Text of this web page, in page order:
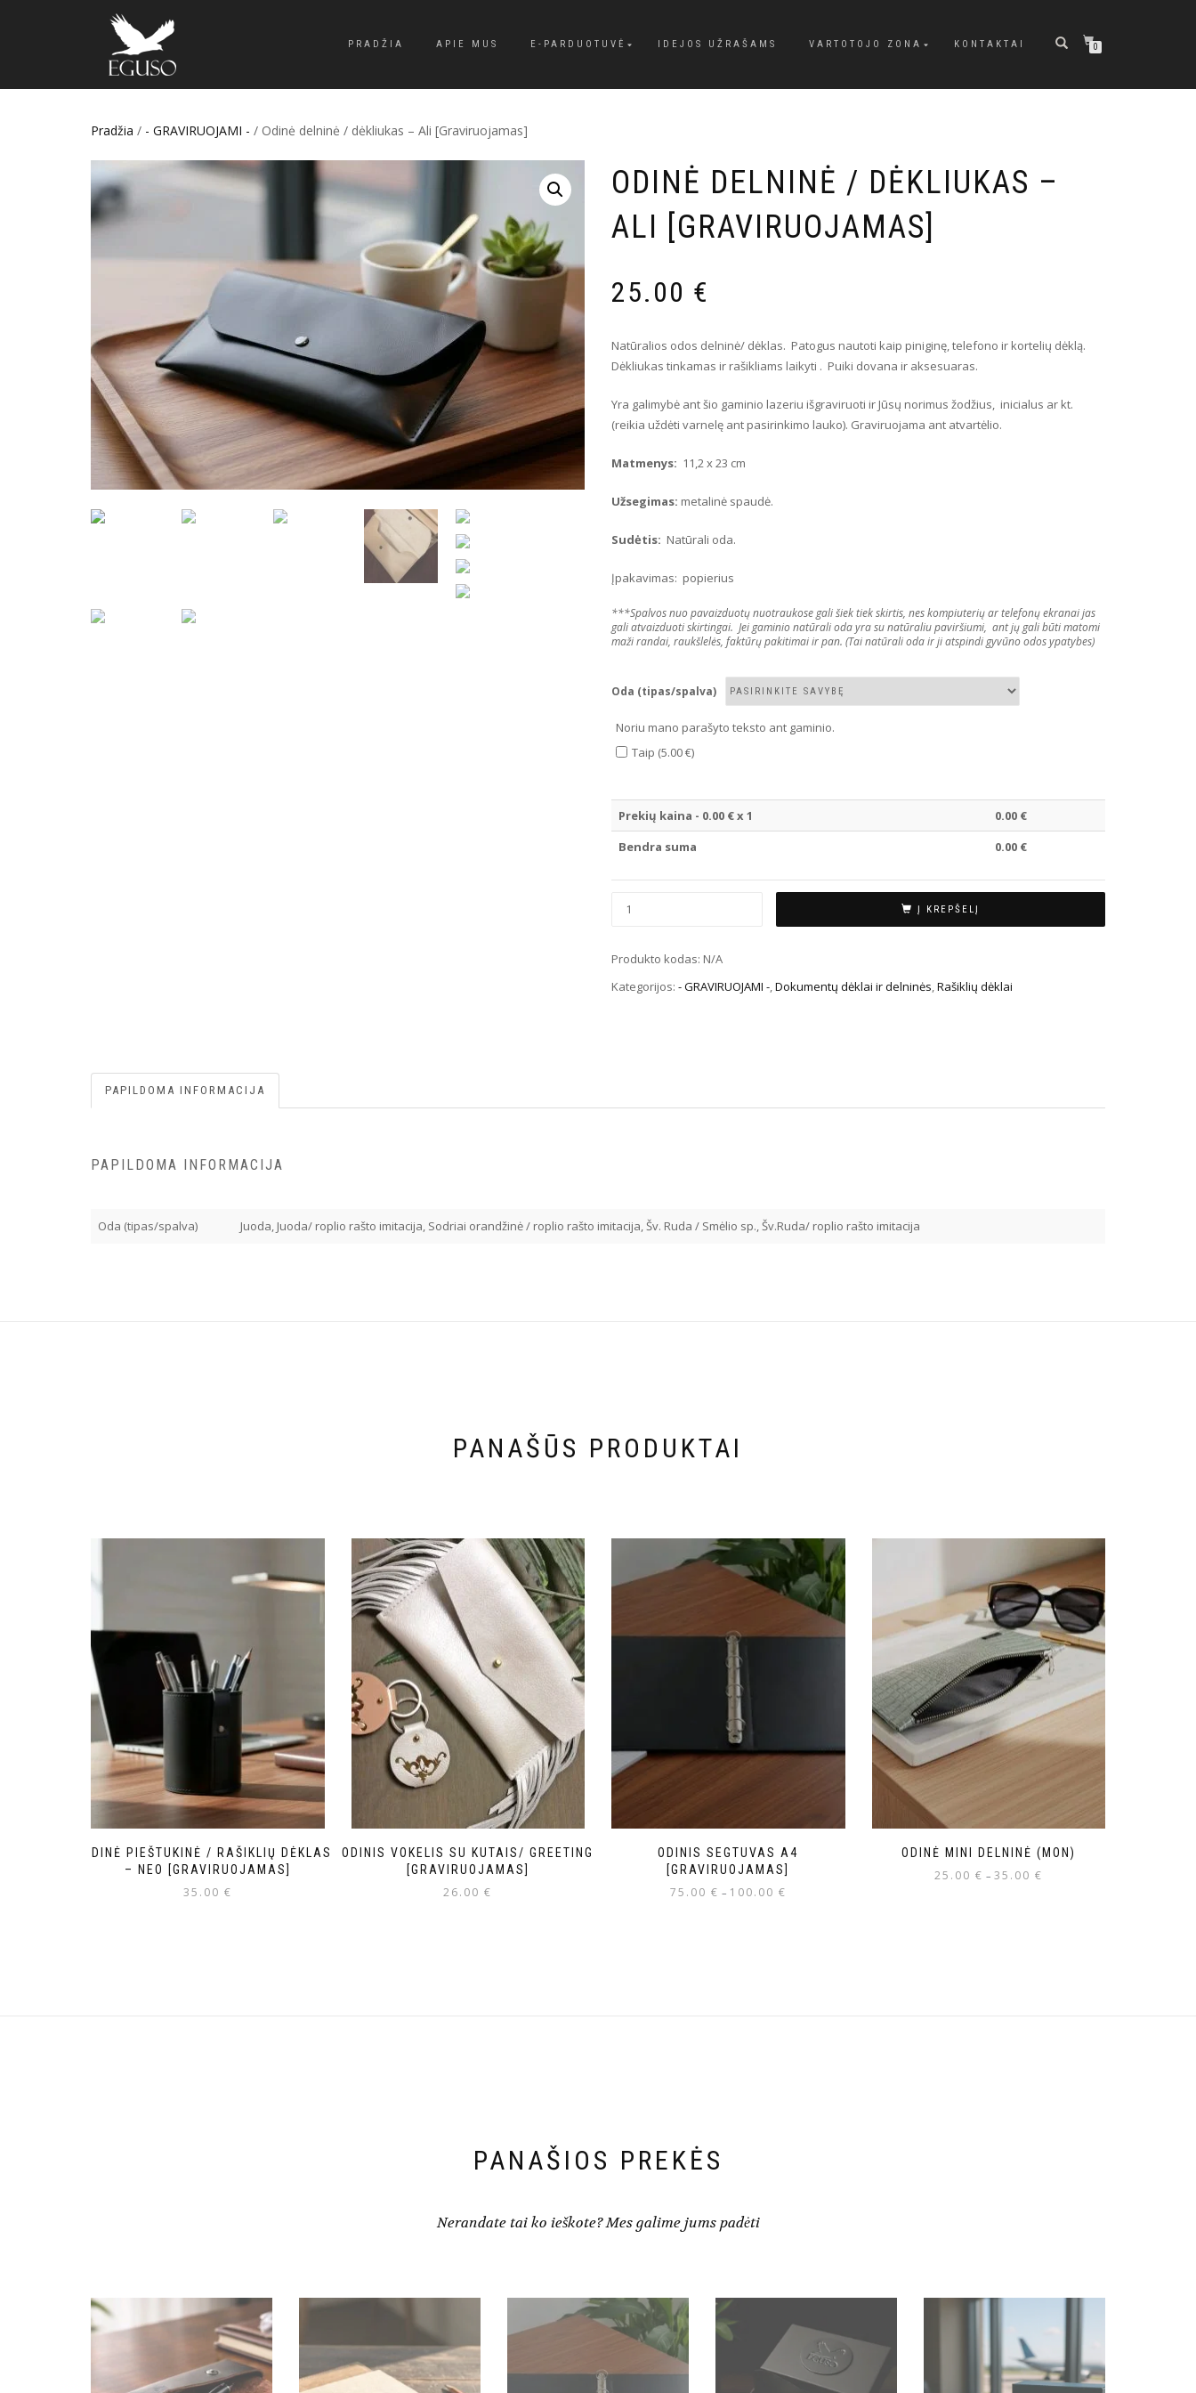
PRADŽIA APIE MUS E-PARDUOTUVĖ IDEJOS UŽRAŠAMS VARTOTOJO ZONA KONTAKTAI 0
Pradžia / - GRAVIRUOJAMI - / Odinė delninė / dėkliukas – Ali [Graviruojamas]
ODINĖ DELNINĖ / DĖKLIUKAS –
ALI [GRAVIRUOJAMAS]
25.00 €
Natūralios odos delninė/ dėklas. Patogus nautoti kaip piniginę, telefono ir kortelių dėklą.
Dėkliukas tinkamas ir rašikliams laikyti . Puiki dovana ir aksesuaras.
Yra galimybė ant šio gaminio lazeriu išgraviruoti ir Jūsų norimus žodžius, inicialus ar kt.
(reikia uždėti varnelę ant pasirinkimo lauko). Graviruojama ant atvartėlio.
Matmenys: 11,2 x 23 cm
Užsegimas: metalinė spaudė.
Sudėtis: Natūrali oda.
Įpakavimas: popierius
***Spalvos nuo pavaizduotų nuotraukose gali šiek tiek skirtis, nes kompiuterių ar telefonų ekranai jas
gali atvaizduoti skirtingai. Jei gaminio natūrali oda yra su natūraliu paviršiumi, ant jų gali būti matomi
maži randai, raukšlelės, faktūrų pakitimai ir pan. (Tai natūrali oda ir ji atspindi gyvūno odos ypatybes)
Oda (tipas/spalva)
Noriu mano parašyto teksto ant gaminio.
Taip (5.00 €)
Prekių kaina - 0.00 € x 1 0.00 €
Bendra suma
0.00 €
Į KREPŠELĮ
Produkto kodas: N/A
Kategorijos: - GRAVIRUOJAMI -,Dokumentų dėklai ir delninės,Rašiklių dėklai
PAPILDOMA INFORMACIJA
PAPILDOMA INFORMACIJA
Oda (tipas/spalva) Juoda, Juoda/ roplio rašto imitacija, Sodriai orandžinė / roplio rašto imitacija, Šv. Ruda / Smėlio sp., Šv.Ruda/ roplio rašto imitacija
PANAŠŪS PRODUKTAI
ODINĖ PIEŠTUKINĖ / RAŠIKLIŲ DĖKLAS
– NEO [GRAVIRUOJAMAS]
35.00 €
ODINIS VOKELIS SU KUTAIS/ GREETING
[GRAVIRUOJAMAS]
26.00€
ODINIS SEGTUVAS A4
[GRAVIRUOJAMAS]
75.00 € – 100.00 €
ODINĖ MINI DELNINĖ (MON)
25.00 € – 35.00 €
PANAŠIOS PREKĖS
Nerandate tai ko ieškote? Mes galime jums padėti